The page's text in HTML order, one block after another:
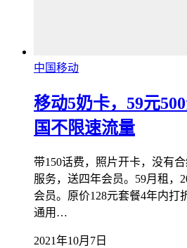
中国移动
移动5奶卡，59元
国不限速流量
带150话费，照片开卡，没有
服务，送四年会员。59月租，
会员。原价128元套餐4年内打
通用…
2021年10月7日